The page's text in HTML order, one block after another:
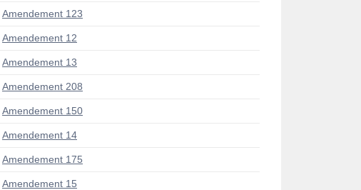
Amendement 123
Amendement 12
Amendement 13
Amendement 208
Amendement 150
Amendement 14
Amendement 175
Amendement 15